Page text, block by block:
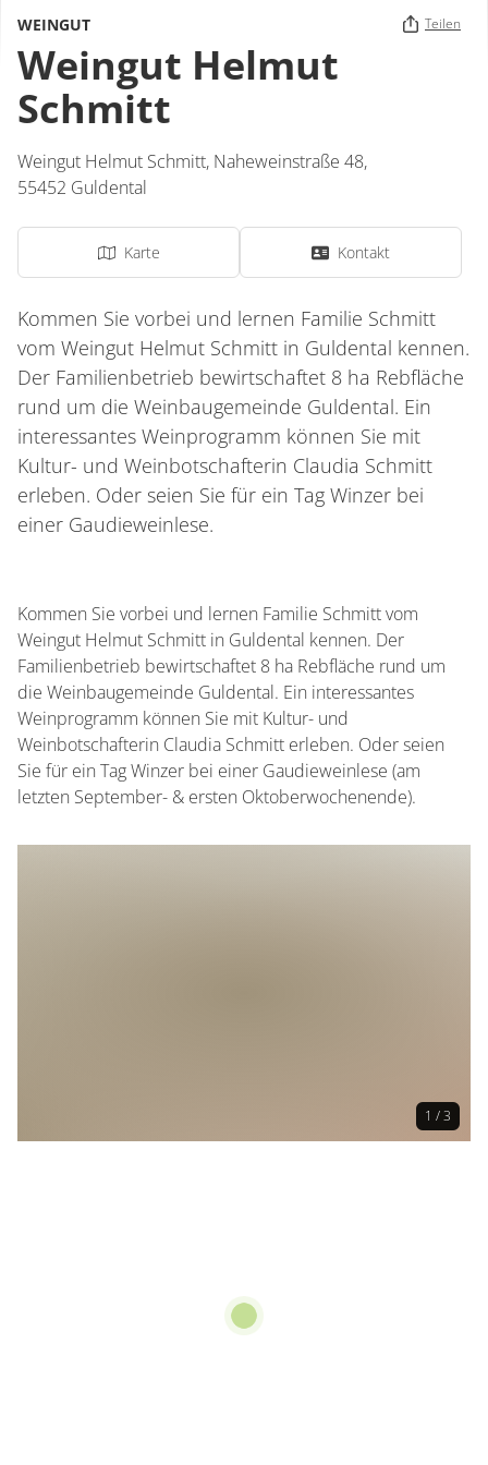
WEINGUT Teilen
Weingut Helmut
Schmitt
Weingut Helmut Schmitt, Naheweinstraße 48,
55452 Guldental
Karte Kontakt
Kommen Sie vorbei und lernen Familie Schmitt
vom Weingut Helmut Schmitt in Guldental kennen.
Der Familienbetrieb bewirtschaftet 8 ha Rebfläche
rund um die Weinbaugemeinde Guldental. Ein
interessantes Weinprogramm können Sie mit
Kultur- und Weinbotschafterin Claudia Schmitt
erleben. Oder seien Sie für ein Tag Winzer bei
einer Gaudieweinlese.
Kommen Sie vorbei und lernen Familie Schmitt vom
Weingut Helmut Schmitt in Guldental kennen. Der
Familienbetrieb bewirtschaftet 8 ha Rebfläche rund um
die Weinbaugemeinde Guldental. Ein interessantes
Weinprogramm können Sie mit Kultur- und
Weinbotschafterin Claudia Schmitt erleben. Oder seien
Sie für ein Tag Winzer bei einer Gaudieweinlese (am
letzten September- & ersten Oktoberwochenende).
1 / 3